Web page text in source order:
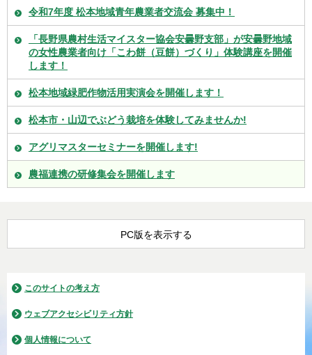
令和7年度 松本地域青年農業者交流会 募集中！
「長野県農村生活マイスター協会安曇野支部」が安曇野地域
の女性農業者向け「こわ餅（豆餅）づくり」体験講座を開催
します！
松本地域緑肥作物活用実演会を開催します！
松本市・山辺でぶどう栽培を体験してみませんか!
アグリマスターセミナーを開催します!
農福連携の研修集会を開催します
PC版を表示する
このサイトの考え方
ウェブアクセシビリティ方針
個人情報について